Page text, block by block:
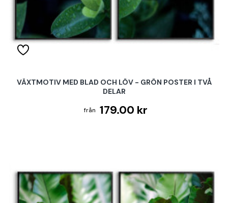
VÄXTMOTIV MED BLAD OCH LÖV - GRÖN POSTER I TVÅ
DELAR
179.00 kr